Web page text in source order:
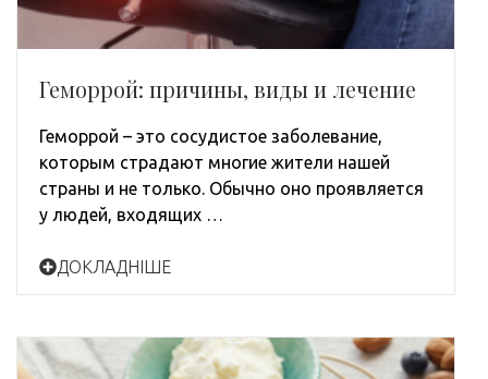
Геморрой: причины, виды и лечение
Геморрой – это сосудистое заболевание,
которым страдают многие жители нашей
страны и не только. Обычно оно проявляется
у людей, входящих …
ДОКЛАДНІШЕ